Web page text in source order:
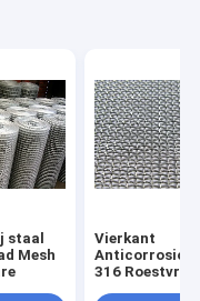
staal
Mesh
Vierkant
Anticorrosion
316 Roestvrij